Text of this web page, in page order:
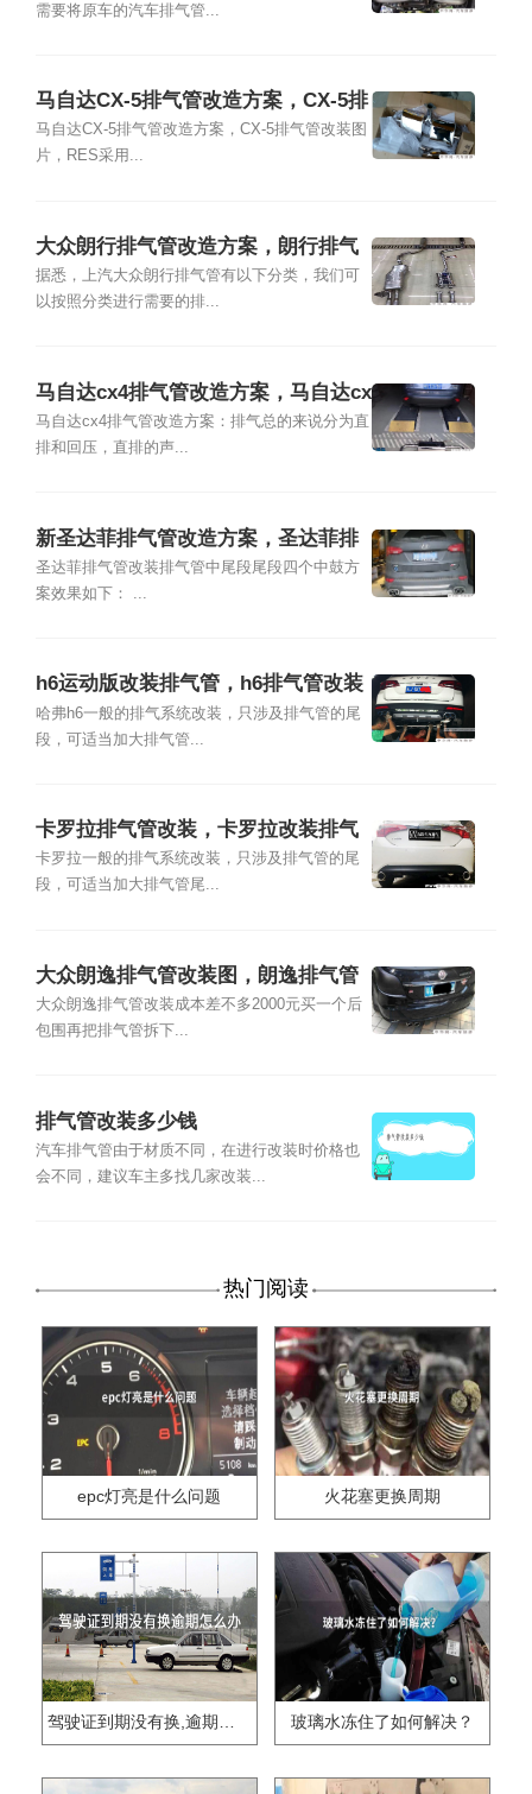
需要将原车的汽车排气管...
马自达CX-5排气管改造方案，CX-5排
气管改装图片
马自达CX-5排气管改造方案，CX-5排气管改装图
片，RES采用...
大众朗行排气管改造方案，朗行排气
管改装图片
据悉，上汽大众朗行排气管有以下分类，我们可
以按照分类进行需要的排...
马自达cx4排气管改造方案，马自达cx
4排气管改装图片
马自达cx4排气管改造方案：排气总的来说分为直
排和回压，直排的声...
新圣达菲排气管改造方案，圣达菲排
气管改装图片
圣达菲排气管改装排气管中尾段尾段四个中鼓方
案效果如下： ...
h6运动版改装排气管，h6排气管改装
案例
哈弗h6一般的排气系统改装，只涉及排气管的尾
段，可适当加大排气管...
卡罗拉排气管改装，卡罗拉改装排气
管方案
卡罗拉一般的排气系统改装，只涉及排气管的尾
段，可适当加大排气管尾...
大众朗逸排气管改装图，朗逸排气管
多少钱
大众朗逸排气管改装成本差不多2000元买一个后
包围再把排气管拆下...
排气管改装多少钱
汽车排气管由于材质不同，在进行改装时价格也
会不同，建议车主多找几家改装...
热门阅读
epc灯亮是什么问题 火花塞更换周期
驾驶证到期没有换,逾期怎么办?? 玻璃水冻住了如何解决？